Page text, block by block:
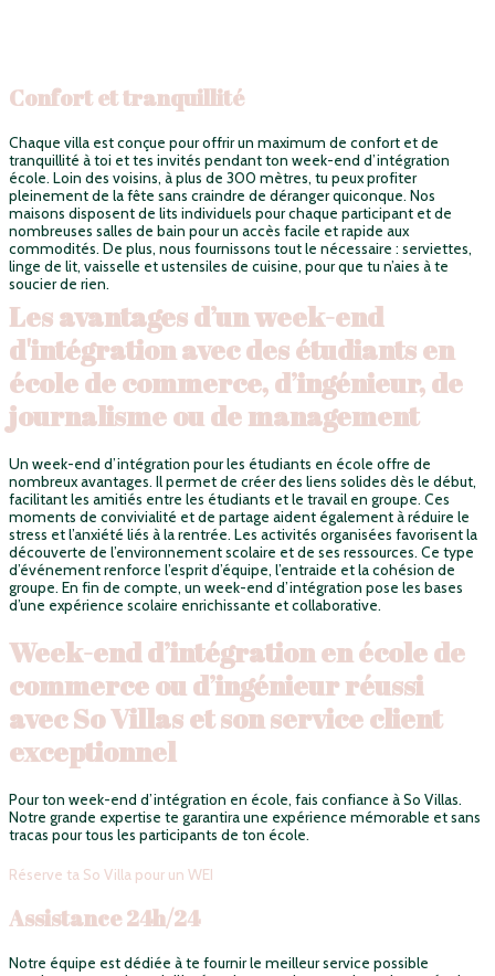
Confort et tranquillité
Chaque villa est conçue pour offrir un maximum de confort et de
tranquillité à toi et tes invités pendant ton week-end d’intégration
école. Loin des voisins, à plus de 300 mètres, tu peux profiter
pleinement de la fête sans craindre de déranger quiconque. Nos
maisons disposent de lits individuels pour chaque participant et de
nombreuses salles de bain pour un accès facile et rapide aux
commodités. De plus, nous fournissons tout le nécessaire : serviettes,
linge de lit, vaisselle et ustensiles de cuisine, pour que tu n’aies à te
soucier de rien.
Les avantages d’un week-end
d'intégration avec des étudiants en
école de commerce, d’ingénieur, de
journalisme ou de management
Un week-end d’intégration pour les étudiants en école offre de
nombreux avantages. Il permet de créer des liens solides dès le début,
facilitant les amitiés entre les étudiants et le travail en groupe. Ces
moments de convivialité et de partage aident également à réduire le
stress et l’anxiété liés à la rentrée. Les activités organisées favorisent la
découverte de l’environnement scolaire et de ses ressources. Ce type
d’événement renforce l’esprit d’équipe, l’entraide et la cohésion de
groupe. En fin de compte, un week-end d’intégration pose les bases
d’une expérience scolaire enrichissante et collaborative.
Week-end d’intégration en école de
commerce ou d’ingénieur réussi
avec So Villas et son service client
exceptionnel
Pour ton week-end d’intégration en école, fais confiance à So Villas.
Notre grande expertise te garantira une expérience mémorable et sans
tracas pour tous les participants de ton école.
Réserve ta So Villa pour un WEI
Assistance 24h/24
Notre équipe est dédiée à te fournir le meilleur service possible